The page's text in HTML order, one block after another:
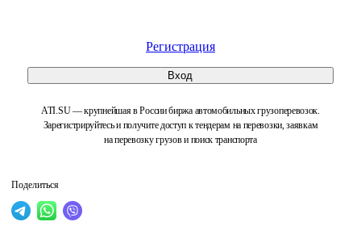
Регистрация
Вход
ATI.SU — крупнейшая в России биржа автомобильных грузоперевозок.
Зарегистрируйтесь и получите доступ к тендерам на перевозки, заявкам
на перевозку грузов и поиск транспорта
Поделиться